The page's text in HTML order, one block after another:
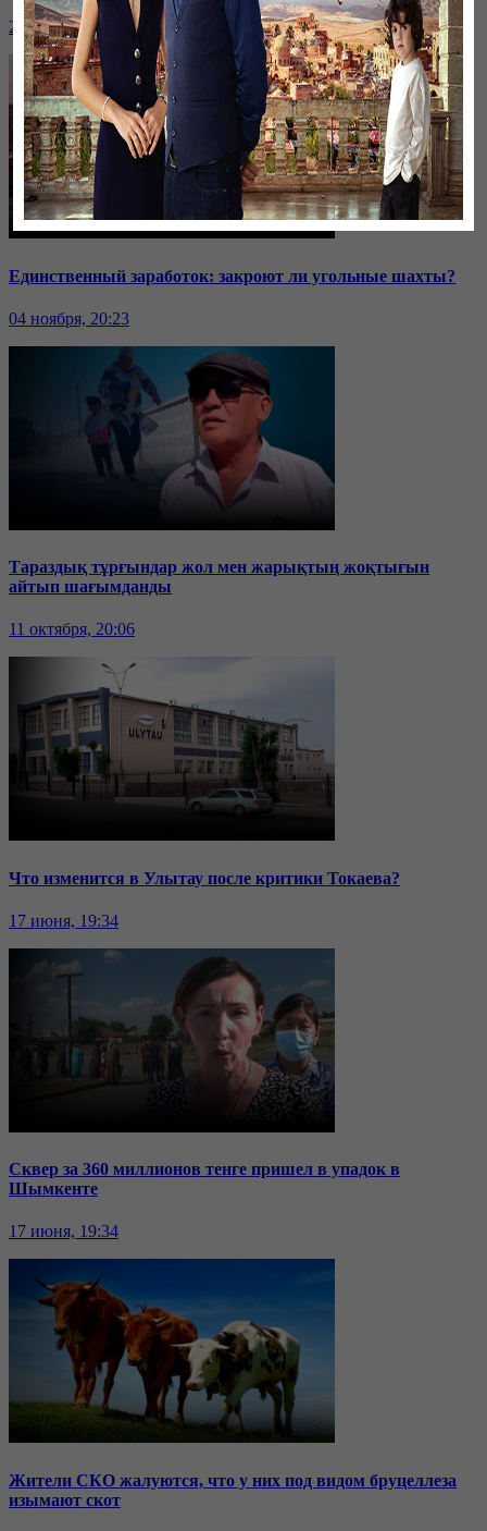
24 ноября, 20:43
Единственный заработок: закроют ли угольные шахты?
04 ноября, 20:23
Тараздық тұрғындар жол мен жарықтың жоқтығын
айтып шағымданды
11 октября, 20:06
Что изменится в Улытау после критики Токаева?
17 июня, 19:34
Сквер за 360 миллионов тенге пришел в упадок в
Шымкенте
17 июня, 19:34
Жители СКО жалуются, что у них под видом бруцеллеза
изымают скот